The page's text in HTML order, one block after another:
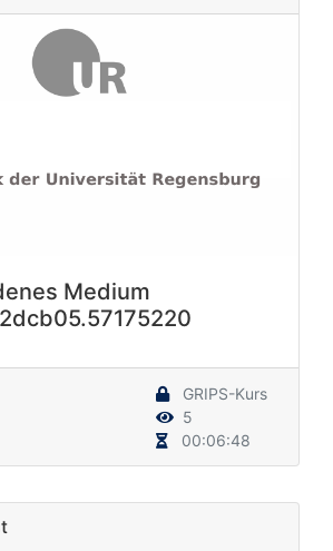
Medium
GRIPS-Kurs
5
00:06:48